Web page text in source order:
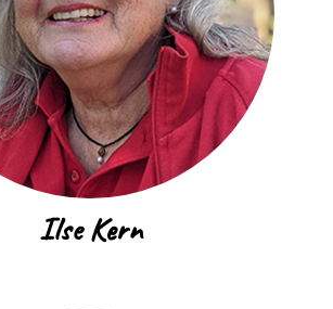
Ilse Kern